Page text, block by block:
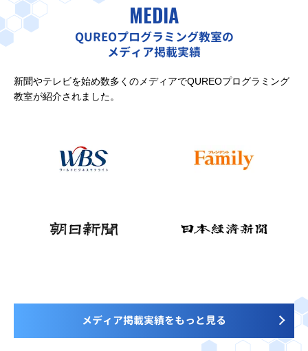
MEDIA
QUREOプログラミング教室の
メディア掲載実績
新聞やテレビを始め数多くのメディアでQUREOプログラミング
教室が紹介されました。
メディア掲載実績をもっと見る